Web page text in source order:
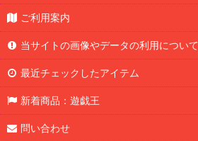
ご利用案内
当サイトの画像やデータの利用について
最近チェックしたアイテム
新着商品：遊戯王
問い合わせ